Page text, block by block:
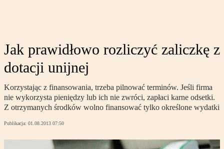
Jak prawidłowo rozliczyć zaliczkę z
dotacji unijnej
Korzystając z finansowania, trzeba pilnować terminów. Jeśli firma
nie wykorzysta pieniędzy lub ich nie zwróci, zapłaci karne odsetki.
Z otrzymanych środków wolno finansować tylko określone wydatki
Publikacja: 01.08.2013 07:50